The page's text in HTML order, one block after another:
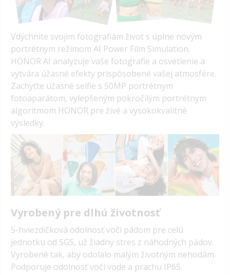
Vdýchnite svojim fotografiám život s úplne novým
portrétnym režimom AI Power Film Simulation.
HONOR AI analyzuje vaše fotografie a osvetlenie a
vytvára úžasné efekty prispôsobené vašej atmosfére.
Zachyťte úžasné selfie s 50MP portrétnym
fotoaparátom, vylepšeným pokročilým portrétnym
algoritmom HONOR pre živé a vysokokvalitné
výsledky.
Vyrobený pre dlhú životnosť
5-hviezdičková odolnosť voči pádom pre celú
jednotku od SGS, už žiadny stres z náhodných pádov.
Vyrobené tak, aby odolalo malým životným nehodám.
Podporuje odolnosť voči vode a prachu IP65.